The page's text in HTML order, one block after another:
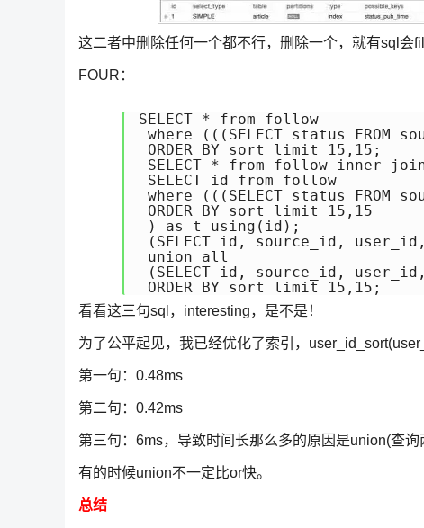
这二者中删除任何一个都不行，删除一个，就有sql会
FOUR：
SELECT * from follow
where (((SELECT status FROM
ORDER BY sort limit 15,15;
SELECT * from follow inner
SELECT id from follow
where (((SELECT status FROM
ORDER BY sort limit 15,15
) as t using(id);
(SELECT id, source_id,
union all
(SELECT id, source_id,
看看这三句sql，interesting，是不是！
为了公平起见，我已经优化了索引，
第一句：0.48ms
第二句：0.42ms
第三句：6ms，导致时间长那么多的原因是union(查
有的时候union不一定比or快。
总结